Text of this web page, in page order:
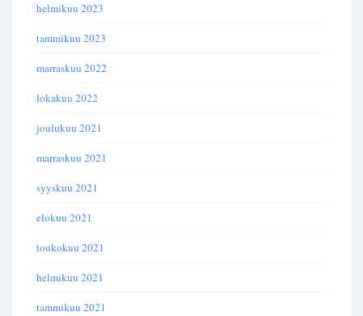
helmikuu 2023
tammikuu 2023
marraskuu 2022
lokakuu 2022
joulukuu 2021
marraskuu 2021
syyskuu 2021
elokuu 2021
toukokuu 2021
helmikuu 2021
tammikuu 2021